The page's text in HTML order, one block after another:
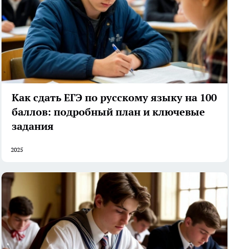
Как сдать ЕГЭ по русскому языку на 100
баллов: подробный план и ключевые
задания
2025